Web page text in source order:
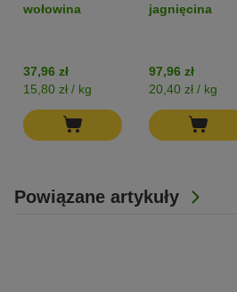
Powiązane artykuły
wołowina
37,96 zł
15,80 zł / kg
jagnięcina
97,96 zł
20,40 zł / kg